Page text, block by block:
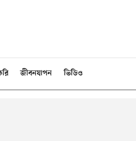
জীবনযাপন ভিডিও